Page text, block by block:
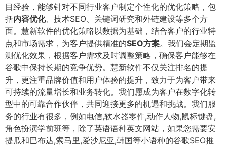
目经验，能够针对不同行业客户制定个性化的优化策略，包
括内容优化、技术SEO、关键词研究和外链建设等多个方
面。慧新软件的优化策略以数据为基础，结合客户的行业特
点和市场需求，为客户提供精准的SEO方案。我们会定期监
测优化效果，根据客户需求及时调整策略，确保客户能够在
谷歌中保持长期的竞争优势。慧新软件不仅关注排名的提
升，更注重品牌价值和用户体验的提升，致力于为客户带来
可持续的流量增长和业务转化。我们愿成为客户在数字化转
型中的可靠合作伙伴，共同迎接更多的机遇和挑战。我们服
务的行业有很多，例如电信,软水器零件,动作人物,鼠标键盘,
角色扮演学前班等，除了英语语种英文网站，如果您需要安
提瓜和巴布达,索马里,爱沙尼亚,韩国等小语种的谷歌SEO推